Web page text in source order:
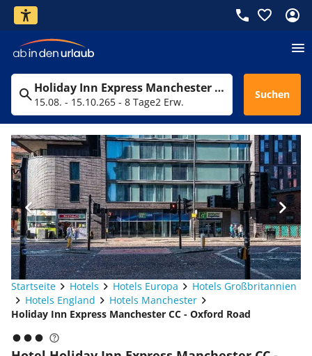
Holiday Inn Express Manchester CC - Oxford Road
15.08. - 15.10.265 - 8 Tage2 Erw.
Suchen
Startseite Hotels Hotels Europa
Hotels Großbritannien
Hotels England
Hotels Manchester
Holiday Inn Express Manchester CC - Oxford Road